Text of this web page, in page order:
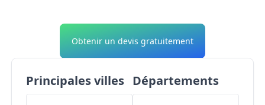
Obtenir un devis gratuitement
Principales villes Départements